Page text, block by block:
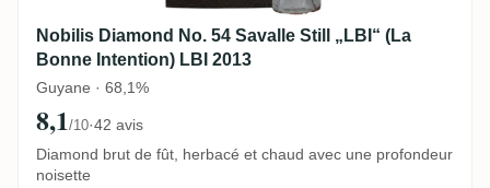
Nobilis Diamond No. 54 Savalle Still „LBI“ (La
Bonne Intention) LBI 2013
Guyane · 68,1%
8,1/10·42 avis
Diamond brut de fût, herbacé et chaud avec une profondeur
noisette